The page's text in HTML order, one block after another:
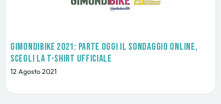
GimondiBike 2021: parte oggi il sondaggio online,
scegli la T-shirt ufficiale
12 Agosto 2021